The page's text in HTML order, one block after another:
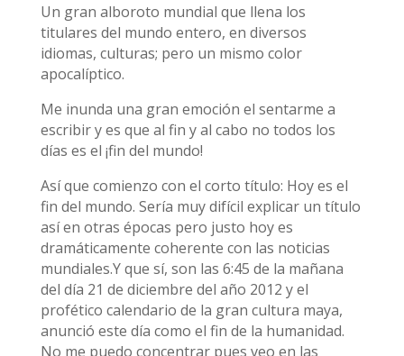
Un gran alboroto mundial que llena los
titulares del mundo entero, en diversos
idiomas, culturas; pero un mismo color
apocalíptico.
Me inunda una gran emoción el sentarme a
escribir y es que al fin y al cabo no todos los
días es el ¡fin del mundo!
Así que comienzo con el corto título: Hoy es el
fin del mundo. Sería muy difícil explicar un título
así en otras épocas pero justo hoy es
dramáticamente coherente con las noticias
mundiales.Y que sí, son las 6:45 de la mañana
del día 21 de diciembre del año 2012 y el
profético calendario de la gran cultura maya,
anunció este día como el fin de la humanidad.
No me puedo concentrar pues veo en las